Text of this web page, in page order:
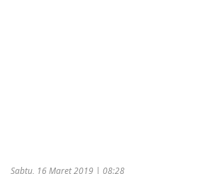
Sabtu, 16 Maret 2019 | 08:28